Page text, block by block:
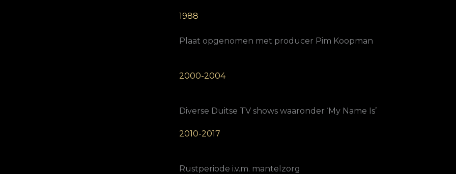
1988
Plaat opgenomen met producer Pim Koopman
2000-2004
Diverse Duitse TV shows waaronder ‘My Name Is’
2010-2017
Rustperiode i.v.m. mantelzorg